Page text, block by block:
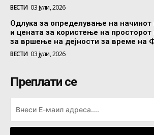
ВЕСТИ 03 јули, 2026
Одлука за определување на
и цената за користење на
за вршење на дејности за време на
ВЕСТИ 03 јули, 2026
Преплати се